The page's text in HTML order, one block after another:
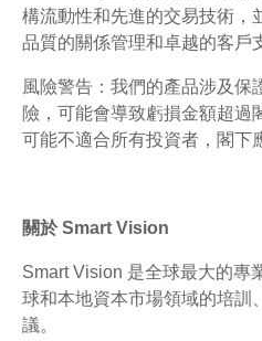
構流動性和先進的交易技術，
品質的關係管理和卓越的客戶
風險警告：我們的產品涉及保
險，可能會導致虧損金額超過
可能不適合所有投資者，閣下
關於 Smart Vision
Smart Vision 是全球最大的專
球和本地資本市場領域的培訓
議。